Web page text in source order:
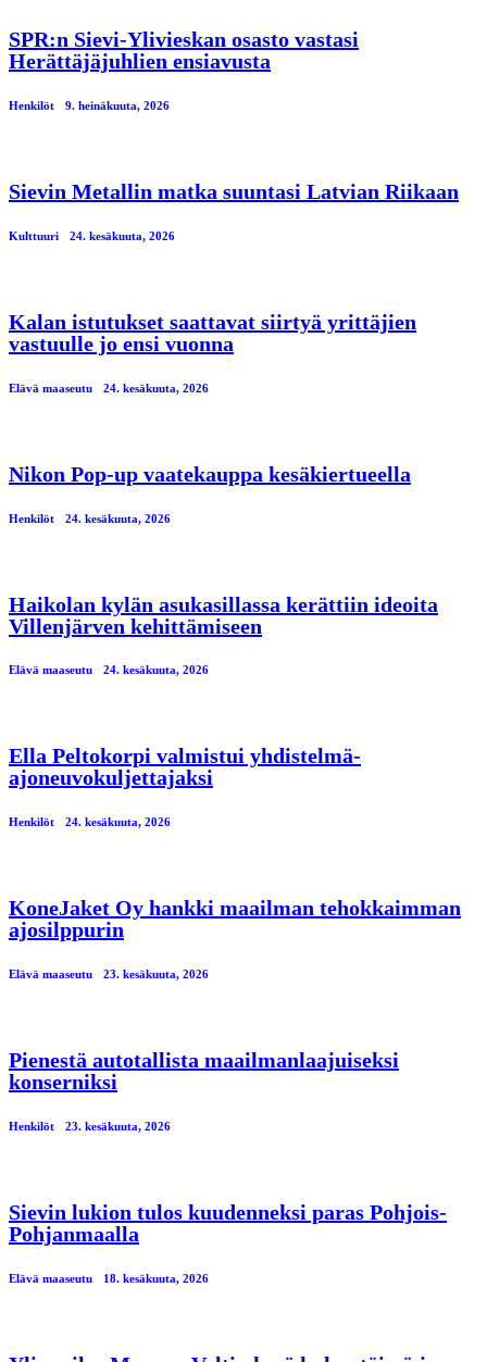
SPR:n Sievi-Ylivieskan osasto vastasi
Herättäjäjuhlien ensiavusta
Henkilöt 9. heinäkuuta, 2026
Sievin Metallin matka suuntasi Latvian Riikaan
Kulttuuri 24. kesäkuuta, 2026
Kalan istutukset saattavat siirtyä yrittäjien
vastuulle jo ensi vuonna
Elävä maaseutu 24. kesäkuuta, 2026
Nikon Pop-up vaatekauppa kesäkiertueella
Henkilöt 24. kesäkuuta, 2026
Haikolan kylän asukasillassa kerättiin ideoita
Villenjärven kehittämiseen
Elävä maaseutu 24. kesäkuuta, 2026
Ella Peltokorpi valmistui yhdistelmä-
ajoneuvokuljettajaksi
Henkilöt 24. kesäkuuta, 2026
KoneJaket Oy hankki maailman tehokkaimman
ajosilppurin
Elävä maaseutu 23. kesäkuuta, 2026
Pienestä autotallista maailmanlaajuiseksi
konserniksi
Henkilöt 23. kesäkuuta, 2026
Sievin lukion tulos kuudenneksi paras Pohjois-
Pohjanmaalla
Elävä maaseutu 18. kesäkuuta, 2026